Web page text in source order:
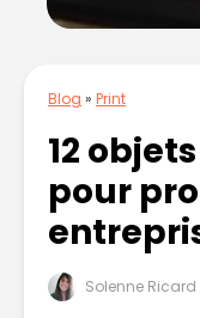
Blog » Print
12
pour
Solenne Ricard